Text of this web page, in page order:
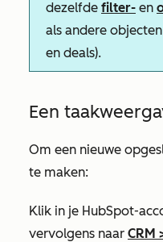
dezelfde filter- en
als andere
en deals).
Een
Om een nieuwe
te maken:
Klik in je HubSpot-
vervolgens naar CRM